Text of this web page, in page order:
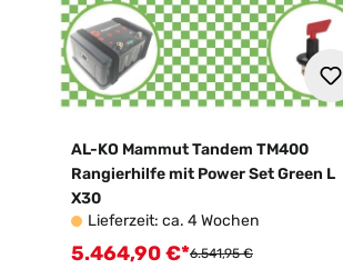
AL-KO Mammut Tandem TM400
Rangierhilfe mit Power Set Green L
X30
Lieferzeit: ca. 4 Wochen
Verkaufspreis:
5.464,90 €*Regulärer Preis:
6.541,95 €